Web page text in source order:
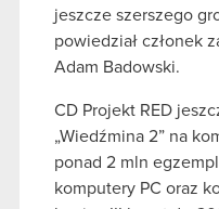
jeszcze szerszego
powiedział członek
Adam Badowski.
CD Projekt RED
„Wiedźmina 2” na
ponad 2 mln
komputery PC oraz